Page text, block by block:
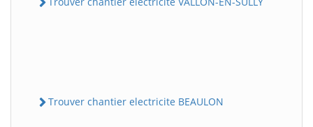
Trouver chantier electricite BEAULON